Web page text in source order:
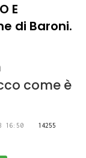
E
di Baroni.
come è
16:50
14255